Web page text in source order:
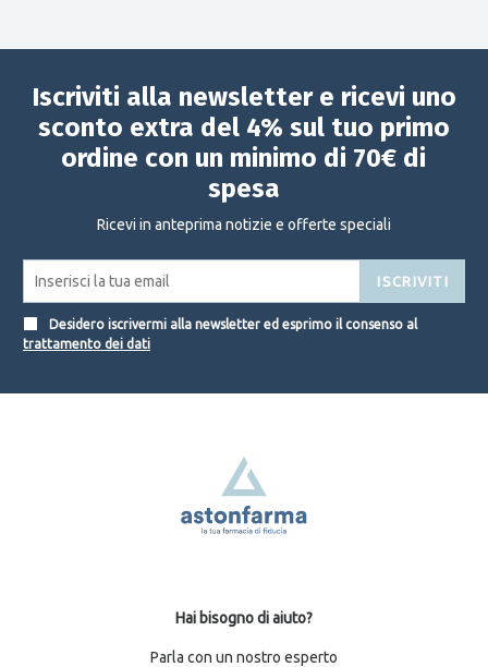
Iscriviti alla newsletter e ricevi uno
sconto extra del 4% sul tuo primo
ordine con un minimo di 70€ di
spesa
Ricevi in anteprima notizie e offerte speciali
ISCRIVITI
Desidero iscrivermi alla newsletter ed esprimo il consenso al
trattamento dei dati
Hai bisogno di aiuto?
Parla con un nostro esperto